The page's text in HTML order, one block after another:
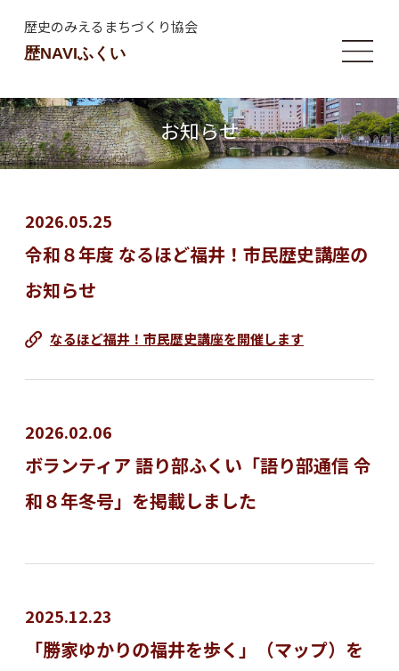
歴史のみえるまちづくり協会
歴NAVIふくい
お知らせ
2026.05.25
令和８年度 なるほど福井！市民歴史講座の
お知らせ
なるほど福井！市民歴史講座を開催します
2026.02.06
ボランティア 語り部ふくい「語り部通信 令
和８年冬号」を掲載しました
2025.12.23
「勝家ゆかりの福井を歩く」（マップ）を